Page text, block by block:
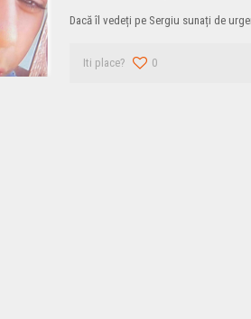
Dacă îl vedeți pe Sergiu sunați de
Iti place? 0